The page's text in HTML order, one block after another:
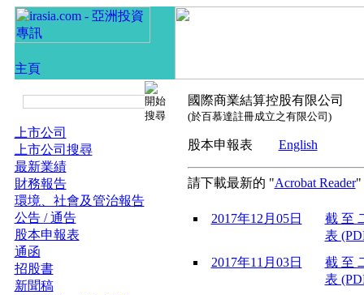
上市公司
上市公司搜尋
最新業績
財務報告
環境、社會及管治報告
公告 / 通告
股本申報表
通函
招股書
新聞稿
國際商業結算控股有限公司
(於百慕達註冊成立之有限公司)
股本申報表 English
請下載最新的 "Acrobat Reader"
2017年12月05日
截 至
表
2017年11月03日
截 至
表